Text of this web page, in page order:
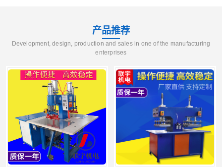
产品推荐
Development, design, production and sales in one of the manufacturing
enterprises